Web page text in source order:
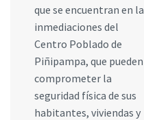
que se encuentran en
inmediaciones del
Centro Poblado de
Piñipampa, que pueden
comprometer la
seguridad física de sus
habitantes, viviendas y